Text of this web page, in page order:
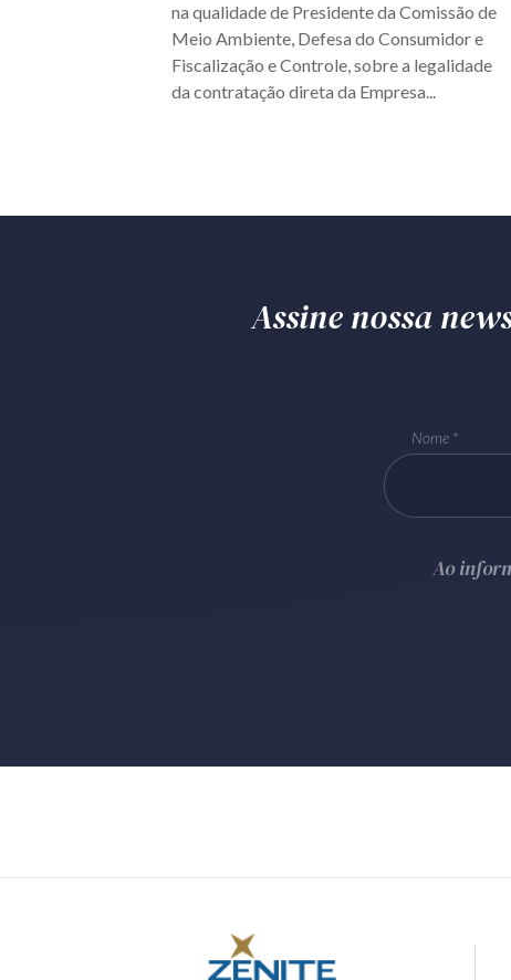
na qualidade de Presidente da Comissão de
Meio Ambiente, Defesa do Consumidor e
Fiscalização e Controle, sobre a legalidade
da contratação direta da Empresa...
Assine nossa
Nome
Ao